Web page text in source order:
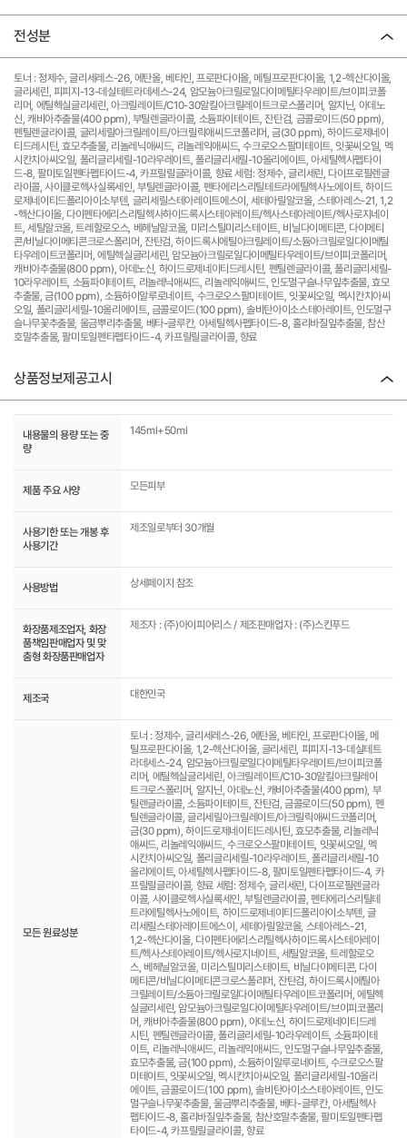
전성분
토너 : 정제수, 글리세레스-26, 에탄올, 베타인, 프로판다이올, 메틸프로판다이올, 1,2-헥산다이올,
글리세린, 피피지-13-데실테트라데세스-24, 암모늄아크릴로일다이메틸타우레이트/브이피코폴
리머, 에틸헥실글리세린, 아크릴레이트/C10-30알킬아크릴레이트크로스폴리머, 알지닌, 아데노
신, 캐비아추출물(400 ppm), 부틸렌글라이콜, 소듐파이테이트, 잔탄검, 금콜로이드(50 ppm),
펜틸렌글라이콜, 글리세릴아크릴레이트/아크릴릭애씨드코폴리머, 금(30 ppm), 하이드로제네이
티드레시틴, 효모추출물, 리놀레닉애씨드, 리놀레익애씨드, 수크로오스팔미테이트, 잇꽃씨오일, 멕
시칸치아씨오일, 폴리글리세릴-10라우레이트, 폴리글리세릴-10올리에이트, 아세틸헥사펩타이
드-8, 팔미토일펜타펩타이드-4, 카프릴릴글라이콜, 향료 세럼: 정제수, 글리세린, 다이프로필렌글
라이콜, 사이클로헥사실록세인, 부틸렌글라이콜, 펜타에리스리틸테트라에틸헥사노에이트, 하이드
로제네이티드폴리아이소부텐, 글리세릴스테아레이트에스이, 세테아릴알코올, 스테아레스-21, 1,2
-헥산다이올, 다이펜타에리스리틸헥사하이드록시스테아레이트/헥사스테아레이트/헥사로지네이
트, 세틸알코올, 트레할로오스, 베헤닐알코올, 미리스틸미리스테이트, 비닐다이메티콘, 다이메티
콘/비닐다이메티콘크로스폴리머, 잔탄검, 하이드록시에틸아크릴레이트/소듐아크릴로일다이메틸
타우레이트코폴리머, 에틸헥실글리세린, 암모늄아크릴로일다이메틸타우레이트/브이피코폴리머,
캐비아추출물(800 ppm), 아데노신, 하이드로제네이티드레시틴, 펜틸렌글라이콜, 폴리글리세릴-
10라우레이트, 소듐파이테이트, 리놀레닉애씨드, 리놀레익애씨드, 인도멀구슬나무잎추출물, 효모
추출물, 금(100 ppm), 소듐하이알루로네이트, 수크로오스팔미테이트, 잇꽃씨오일, 멕시칸치아씨
오일, 폴리글리세릴-10올리에이트, 금콜로이드(100 ppm), 솔비탄아이소스테아레이트, 인도멀구
슬나무꽃추출물, 울금뿌리추출물, 베타-글루칸, 아세틸헥사펩타이드-8, 홀리바질잎추출물, 참산
호말추출물, 팔미토일펜타펩타이드-4, 카프릴릴글라이콜, 향료
상품정보제공고시
내용물의 용량 또는 중
량
145ml+50ml
제품 주요 사양 모든피부
사용기한 또는 개봉 후
사용기간
제조일로부터 30개월
사용방법 상세페이지 참조
화장품제조업자, 화장
품책임판매업자 및 맞
춤형 화장품판매업자
제조자 : (주)아이피어리스 / 제조판매업자 : (주)스킨푸드
제조국 대한민국
모든 원료성분
토너 : 정제수, 글리세레스-26, 에탄올, 베타인, 프로판다이올, 메
틸프로판다이올, 1,2-헥산다이올, 글리세린, 피피지-13-데실테트
라데세스-24, 암모늄아크릴로일다이메틸타우레이트/브이피코폴
리머, 에틸헥실글리세린, 아크릴레이트/C10-30알킬아크릴레이
트크로스폴리머, 알지닌, 아데노신, 캐비아추출물(400 ppm), 부
틸렌글라이콜, 소듐파이테이트, 잔탄검, 금콜로이드(50 ppm), 펜
틸렌글라이콜, 글리세릴아크릴레이트/아크릴릭애씨드코폴리머,
금(30 ppm), 하이드로제네이티드레시틴, 효모추출물, 리놀레닉
애씨드, 리놀레익애씨드, 수크로오스팔미테이트, 잇꽃씨오일, 멕
시칸치아씨오일, 폴리글리세릴-10라우레이트, 폴리글리세릴-10
올리에이트, 아세틸헥사펩타이드-8, 팔미토일펜타펩타이드-4, 카
프릴릴글라이콜, 향료 세럼: 정제수, 글리세린, 다이프로필렌글라
이콜, 사이클로헥사실록세인, 부틸렌글라이콜, 펜타에리스리틸테
트라에틸헥사노에이트, 하이드로제네이티드폴리아이소부텐, 글
리세릴스테아레이트에스이, 세테아릴알코올, 스테아레스-21,
1,2-헥산다이올, 다이펜타에리스리틸헥사하이드록시스테아레이
트/헥사스테아레이트/헥사로지네이트, 세틸알코올, 트레할로오
스, 베헤닐알코올, 미리스틸미리스테이트, 비닐다이메티콘, 다이
메티콘/비닐다이메티콘크로스폴리머, 잔탄검, 하이드록시에틸아
크릴레이트/소듐아크릴로일다이메틸타우레이트코폴리머, 에틸헥
실글리세린, 암모늄아크릴로일다이메틸타우레이트/브이피코폴리
머, 캐비아추출물(800 ppm), 아데노신, 하이드로제네이티드레
시틴, 펜틸렌글라이콜, 폴리글리세릴-10라우레이트, 소듐파이테
이트, 리놀레닉애씨드, 리놀레익애씨드, 인도멀구슬나무잎추출물,
효모추출물, 금(100 ppm), 소듐하이알루로네이트, 수크로오스팔
미테이트, 잇꽃씨오일, 멕시칸치아씨오일, 폴리글리세릴-10올리
에이트, 금콜로이드(100 ppm), 솔비탄아이소스테아레이트, 인도
멀구슬나무꽃추출물, 울금뿌리추출물, 베타-글루칸, 아세틸헥사
펩타이드-8, 홀리바질잎추출물, 참산호말추출물, 팔미토일펜타펩
타이드-4, 카프릴릴글라이콜, 향료